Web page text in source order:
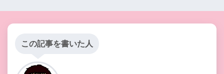
この記事を書いた人